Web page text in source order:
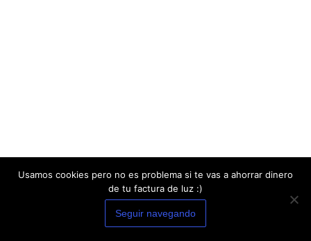
Usamos cookies pero no es problema si te vas a ahorrar dinero
de tu factura de luz :)
Seguir navegando